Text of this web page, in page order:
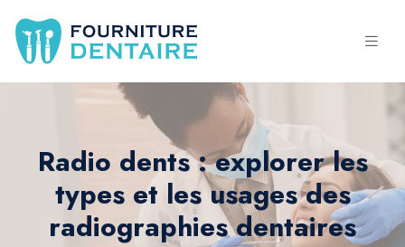
Radio dents : explorer les
types et les usages des
radiographies dentaires